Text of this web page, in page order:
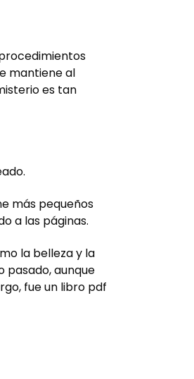
mantiene al
es tan
más pequeños
a las páginas.
la belleza y la
pasado, aunque
fue un libro pdf